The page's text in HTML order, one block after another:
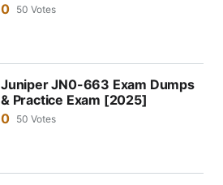
0
50 Votes
Juniper JN0-663 Exam Dumps
& Practice Exam [2025]
0
50 Votes